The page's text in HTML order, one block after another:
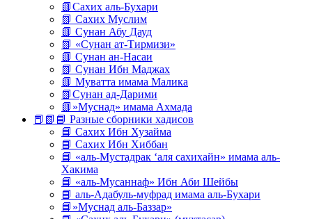
📗Сахих аль-Бухари
📗 Сахих Муслим
📗 Сунан Абу Дауд
📗 «Сунан ат-Тирмизи»
📗 Сунан ан-Насаи
📗 Сунан Ибн Маджах
📗 Муватта имама Малика
📗Сунан ад-Дарими
📗»Муснад» имама Ахмада
📕📗📘 Разные сборники хадисов
📘 Сахих Ибн Хузайма
📘 Сахих Ибн Хиббан
📘 «аль-Мустадрак ‘аля сахихайн» имама аль-
Хакима
📘 «аль-Мусаннаф» Ибн Аби Шейбы
📘 аль-Адабуль-муфрад имама аль-Бухари
📘»Муснад аль-Баззар»